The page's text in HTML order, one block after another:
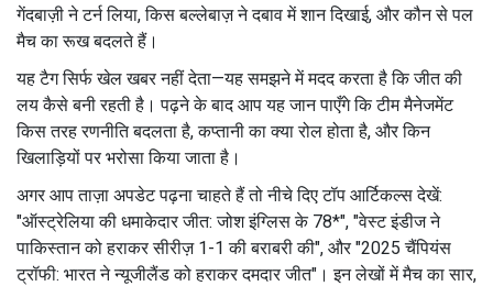
गेंदबाज़ी ने टर्न लिया, किस बल्लेबाज़ ने दबाव में शान दिखाई, और कौन से पल
मैच का रूख बदलते हैं।
यह टैग सिर्फ खेल खबर नहीं देता—यह समझने में मदद करता है कि जीत की
लय कैसे बनी रहती है। पढ़ने के बाद आप यह जान पाएँगे कि टीम मैनेजमेंट
किस तरह रणनीति बदलता है, कप्तानी का क्या रोल होता है, और किन
खिलाड़ियों पर भरोसा किया जाता है।
अगर आप ताज़ा अपडेट पढ़ना चाहते हैं तो नीचे दिए टॉप आर्टिकल्स देखें:
"ऑस्ट्रेलिया की धमाकेदार जीत: जोश इंग्लिस के 78*", "वेस्ट इंडीज ने
पाकिस्तान को हराकर सीरीज़ 1-1 की बराबरी की", और "2025 चैंपियंस
ट्रॉफी: भारत ने न्यूजीलैंड को हराकर दमदार जीत"। इन लेखों में मैच का सार,